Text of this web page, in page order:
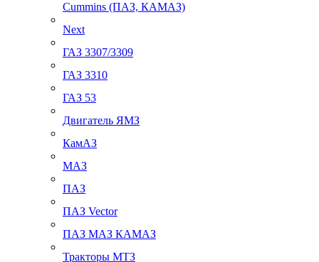
Cummins (ПАЗ, КАМАЗ)
Next
ГАЗ 3307/3309
ГАЗ 3310
ГАЗ 53
Двигатель ЯМЗ
КамАЗ
МАЗ
ПАЗ
ПАЗ Vector
ПАЗ МАЗ КАМАЗ
Тракторы МТЗ